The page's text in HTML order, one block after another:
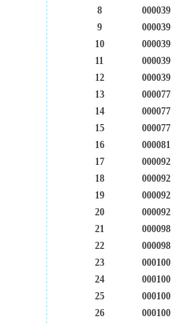
8
000039
9
000039
10
000039
11
000039
12
000039
13
000077
14
000077
15
000077
16
000081
17
000092
18
000092
19
000092
20
000092
21
000098
22
000098
23
000100
24
000100
25
000100
26
000100